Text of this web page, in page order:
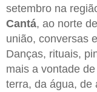
setembro na
Cantá, ao norte de
união, conversas
Danças, rituais,
mais a vontade
terra, da água, de